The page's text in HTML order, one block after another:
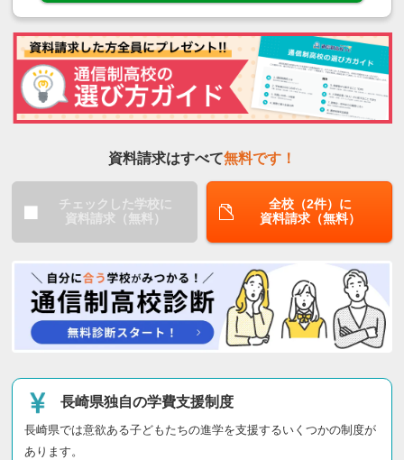
資料請求はすべて無料です！
チェックした学校に
資料請求（無料）
全校（2件）に
資料請求（無料）
長崎県独自の学費支援制度
長崎県では意欲ある子どもたちの進学を支援するいくつかの制度が
あります。